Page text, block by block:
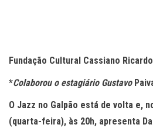
Fundação Cultural Cassiano Ricardo
*Colaborou o estagiário Gustavo
O Jazz no Galpão está de volta e,
(quarta-feira), às 20h, apresenta